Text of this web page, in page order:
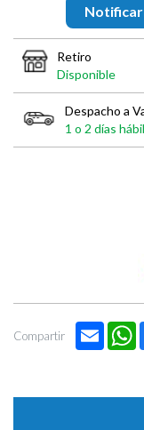
Retiro
Disponible
Despacho a
1 o 2 días
Compartir Email